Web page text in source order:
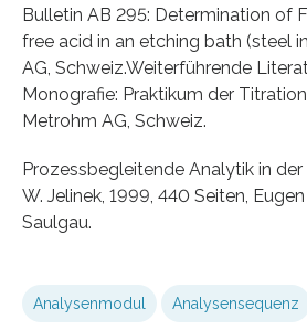
Bulletin AB 295: Determination of
free acid in an etching bath (steel
AG, Schweiz.Weiterführende
Monografie: Praktikum der
Metrohm AG, Schweiz.
Prozessbegleitende Analytik in der
W. Jelinek, 1999, 440 Seiten,
Saulgau.
Analysenmodul Analysensequenz